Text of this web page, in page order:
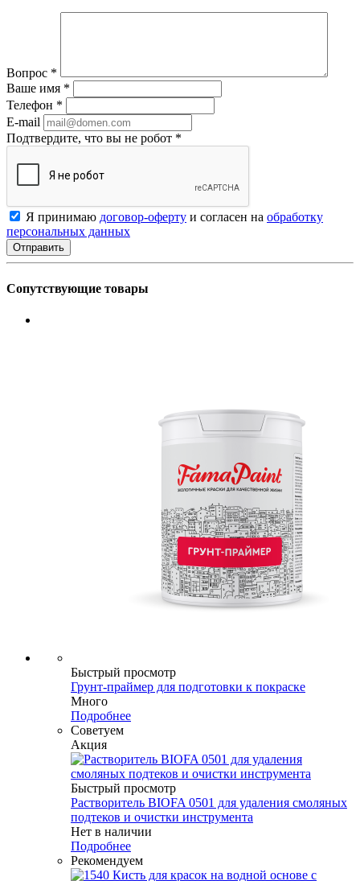
Вопрос *
Ваше имя *
Телефон *
E-mail
Подтвердите, что вы не робот *
Я принимаю договор-оферту и согласен на обработку
персональных данных
Сопутствующие товары
Быстрый просмотр
Грунт-праймер для подготовки к покраске
Много
Подробнее
Советуем
Акция
Быстрый просмотр
Растворитель BIOFA 0501 для удаления смоляных
подтеков и очистки инструмента
Нет в наличии
Подробнее
Рекомендуем